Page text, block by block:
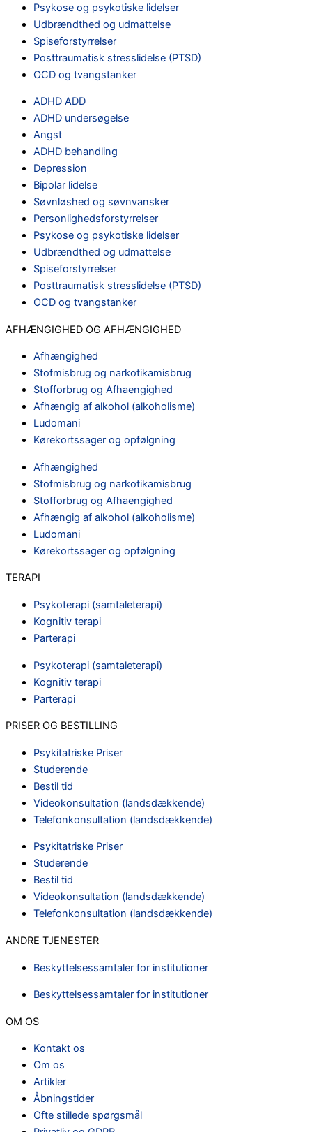
Psykose og psykotiske lidelser
Udbrændthed og udmattelse
Spiseforstyrrelser
Posttraumatisk stresslidelse (PTSD)
OCD og tvangstanker
ADHD ADD
ADHD undersøgelse
Angst
ADHD behandling
Depression
Bipolar lidelse
Søvnløshed og søvnvansker
Personlighedsforstyrrelser
Psykose og psykotiske lidelser
Udbrændthed og udmattelse
Spiseforstyrrelser
Posttraumatisk stresslidelse (PTSD)
OCD og tvangstanker
AFHÆNGIGHED OG AFHÆNGIGHED
Afhængighed
Stofmisbrug og narkotikamisbrug
Stofforbrug og Afhaengighed
Afhængig af alkohol (alkoholisme)
Ludomani
Kørekortssager og opfølgning
Afhængighed
Stofmisbrug og narkotikamisbrug
Stofforbrug og Afhaengighed
Afhængig af alkohol (alkoholisme)
Ludomani
Kørekortssager og opfølgning
TERAPI
Psykoterapi (samtaleterapi)
Kognitiv terapi
Parterapi
Psykoterapi (samtaleterapi)
Kognitiv terapi
Parterapi
PRISER OG BESTILLING
Psykitatriske Priser
Studerende
Bestil tid
Videokonsultation (landsdækkende)
Telefonkonsultation (landsdækkende)
Psykitatriske Priser
Studerende
Bestil tid
Videokonsultation (landsdækkende)
Telefonkonsultation (landsdækkende)
ANDRE TJENESTER
Beskyttelsessamtaler for institutioner
Beskyttelsessamtaler for institutioner
OM OS
Kontakt os
Om os
Artikler
Åbningstider
Ofte stillede spørgsmål